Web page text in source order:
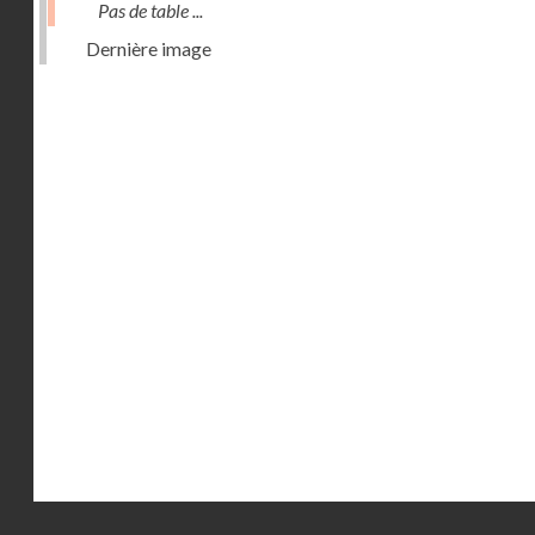
Pas de table ...
Dernière image